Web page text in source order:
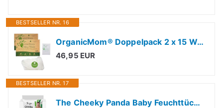
BESTSELLER NR. 16
OrganicMom® Doppelpack 2 x 15 Waschbare Baby Trockentücher aus Bambus, inkl. Wäschenetz, nachhaltige waschbare Feuchttücher, Ersatz für Einweg-Feuchttücher, Baby Waschlappen Bambus
46,95 EUR
BESTSELLER NR. 17
The Cheeky Panda Baby Feuchttücher Bambus | 720 Eco Tücher | Sanft Und Weicher | Baby Erstausstattung Neugeborene